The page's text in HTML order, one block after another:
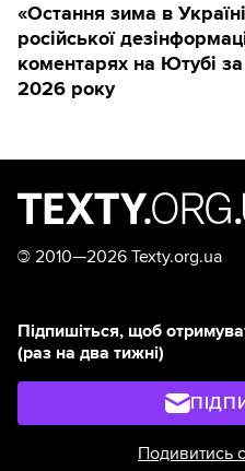
«Остання зима в
російської
коментарях на Ютубі
2026 року
© 2010—2026 Texty.org.ua
Підпишіться, щоб
(раз на два тижні)
Подивитись